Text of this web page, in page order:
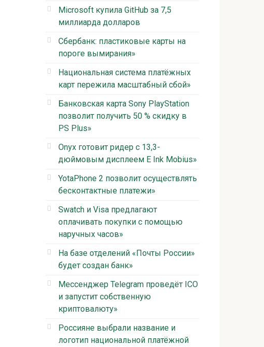
Microsoft купила GitHub за 7,5
миллиарда долларов
Сбербанк: пластиковые карты на
пороге вымирания»
Национальная система платёжных
карт пережила масштабный сбой»
Банковская карта Sony PlayStation
позволит получить 50 % скидку в
PS Plus»
Onyx готовит ридер с 13,3-
дюймовым дисплеем E Ink Mobius»
YotaPhone 2 позволит осуществлять
бесконтактные платежи»
Swatch и Visa предлагают
оплачивать покупки с помощью
наручных часов»
На базе отделений «Почты России»
будет создан банк»
Мессенджер Telegram проведёт ICO
и запустит собственную
криптовалюту»
Россияне выбрали название и
логотип национальной платёжной